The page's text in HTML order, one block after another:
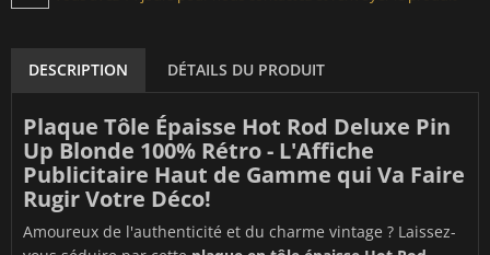
DESCRIPTION DÉTAILS DU PRODUIT
Plaque Tôle Épaisse Hot Rod Deluxe Pin
Up Blonde 100% Rétro - L'Affiche
Publicitaire Haut de Gamme qui Va Faire
Rugir Votre Déco!
Amoureux de l'authenticité et du charme vintage ? Laissez-